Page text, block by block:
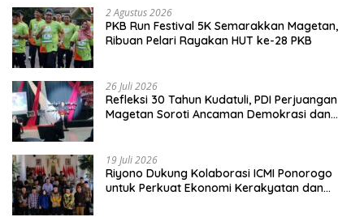
2 Agustus 2026
PKB Run Festival 5K Semarakkan Magetan,
Ribuan Pelari Rayakan HUT ke-28 PKB
26 Juli 2026
Refleksi 30 Tahun Kudatuli, PDI Perjuangan
Magetan Soroti Ancaman Demokrasi dan
19 Juli 2026
Riyono Dukung Kolaborasi ICMI Ponorogo
untuk Perkuat Ekonomi Kerakyatan dan